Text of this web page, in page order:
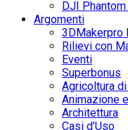
DJI
Argomenti
3DMakerpro
Rilievi con
Eventi
Superbonus
Agricoltura
Animazione
Architettura
Casi d’Uso